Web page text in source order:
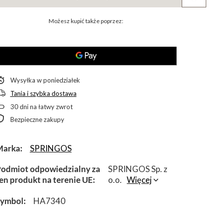
Możesz kupić także poprzez:
Wysyłka w poniedziałek
Tania i szybka dostawa
30dni na łatwy zwrot
Bezpieczne zakupy
SPRINGOS
odpowiedzialny za
produkt na terenie UE
SPRINGOS Sp. z
o.o. Więcej
HA7340